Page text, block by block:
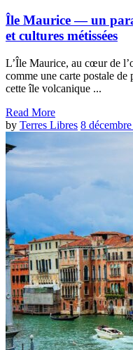
Île Maurice — un
et cultures métissées
L’Île Maurice, au cœur de
comme une carte postale
cette île volcanique ...
Read More
by Terres Libres 8